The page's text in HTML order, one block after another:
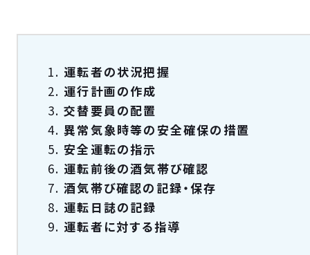
運転者の状況把握
運行計画の作成
交替要員の配置
異常気象時等の安全確保の措置
安全運転の指示
運転前後の酒気帯び確認
酒気帯び確認の記録・保存
運転日誌の記録
運転者に対する指導